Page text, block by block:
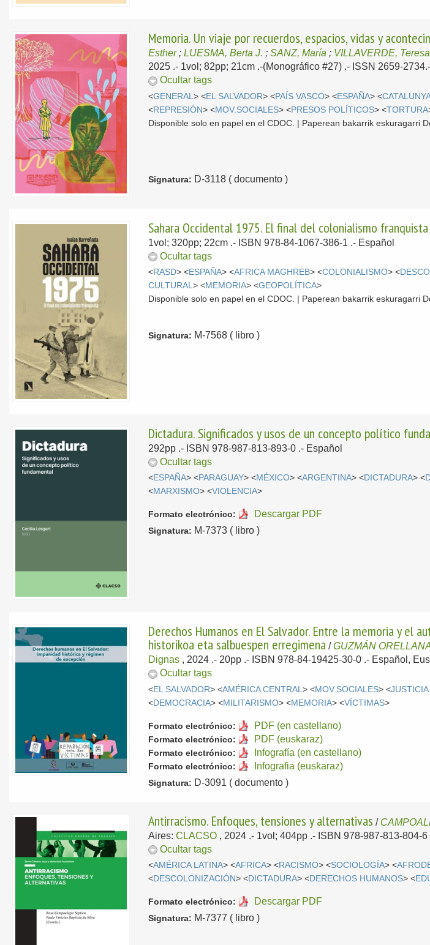
Memoria. Un viaje por recuerdos, espacios, vidas y
Esther;LUESMA, Berta J. ;SANZ, María ; VILLAVERDE, Teresa
2025 .- 1vol; 82pp; 21cm .-(Monográfico #27) .- ISSN 2659-2734.-
Ocultar tags
<GENERAL> <EL SALVADOR> <PAÍS VASCO> <ESPAÑA> <
<REPRESIÓN> <MOV.SOCIALES> <PRESOS POLÍTICOS> <TORTURA
Disponible solo en papel en el CDOC. | Paperean bakarrik eskuragarri
Signatura: D-3118 ( documento )
Sahara Occidental 1975. El final del colonialismo franquista
1vol; 320pp; 22cm .- ISBN 978-84-1067-386-1 .- Español
Ocultar tags
<RASD> <ESPAÑA> <AFRICA MAGHREB> <COLONIALISMO> <
CULTURAL> <MEMORIA> <GEOPOLÍTICA>
Disponible solo en papel en el CDOC. | Paperean bakarrik eskuragarri
Signatura: M-7568 ( libro )
Dictadura. Significados y usos de un concepto político
292pp .- ISBN 978-987-813-893-0 .- Español
Ocultar tags
<ESPAÑA> <PARAGUAY> <MÉXICO> <ARGENTINA> <DICTADURA> <
<MARXISMO> <VIOLENCIA>
Formato electrónico: Descargar PDF
Signatura: M-7373 ( libro )
Derechos Humanos en El Salvador. Entre la memoria y el
historikoa eta salbuespen erregimena /GUZMÁN
Dignas , 2024 .- 20pp .- ISBN 978-84-19425-30-0 .- Español,
Ocultar tags
<EL SALVADOR> <AMÉRICA CENTRAL> <MOV.SOCIALES> <
<DEMOCRACIA> <MILITARISMO> <MEMORIA> <VÍCTIMAS>
Formato electrónico: PDF (en castellano)
Formato electrónico: PDF (euskaraz)
Formato electrónico: Infografía (en castellano)
Formato electrónico: Infografia (euskaraz)
Signatura: D-3091 ( documento )
Antirracismo. Enfoques, tensiones y alternativas /
Aires:CLACSO , 2024 .- 1vol; 404pp .- ISBN 978-987-813-804-6
Ocultar tags
<AMÉRICA LATINA> <AFRICA> <RACISMO> <SOCIOLOGÍA> <
<DESCOLONIZACIÓN> <DICTADURA> <DERECHOS HUMANOS> <
Formato electrónico: Descargar PDF
Signatura: M-7377 ( libro )